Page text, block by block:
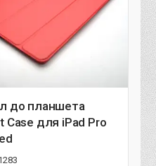
до планшета
Case для iPad Pro